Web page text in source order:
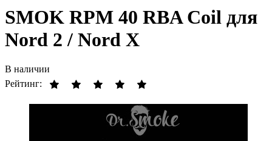
SMOK RPM 40 RBA Coil для
Nord 2 / Nord X
В наличии
Рейтинг: